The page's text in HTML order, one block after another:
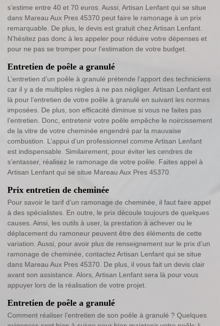
s’estime entre 40 et 70 euros. Aussi, Artisan Lenfant qui se situe
dans Mareau Aux Pres 45370 peut faire le ramonage à un prix
remarquable. De plus, le devis est gratuit chez Artisan Lenfant.
N’hésitez pas donc à les appeler pour réduire votre dépenses et
pour ne pas se tromper pour l’estimation de votre budget.
Entretien de poêle a granulé
L’entretien d’un poêle à granulé prétende l’apport des techniciens
car il y a de multiples règles à ne pas négliger. Artisan Lenfant est
là pour l’entretien de votre poêle à granulé en suivant les normes
imposées. De plus, son efficacité diminue si vous ne faites pas
l’entretien. Donc, entretenir votre poêle empêche le noircissement
de la vitre de votre cheminée engendré par la mauvaise
combustion. L’appui d’un professionnel comme Artisan Lenfant
est indispensable. Similairement, pour éviter les cendres de
s’entasser, réalisez le ramonage de votre poêle. Faites appel à
Artisan Lenfant qui se situe Mareau Aux Pres 45370.
Prix entretien de cheminée
Pour savoir le tarif d’un ramonage de cheminée, il faut faire appel
à des spécialistes. En outre, le prix découle toujours de quelques
causes. Ainsi, les outils à user, la prestation à achever ou le
déplacement du ramoneur peuvent être des éléments de cette
variation. Aussi, pour avoir plus de renseignement sur le prix d’un
ramonage de cheminée, contactez Artisan Lenfant qui se situe
dans Mareau Aux Pres 45370. De plus, il vous fait un devis clair
avant son assistance. Alors, Artisan Lenfant sera là pour vous
appuyer lors de la réalisation de votre projet.
Entretien de poêle a granulé
Comment réaliser l’entretien de son poêle à granulé ? Quelques